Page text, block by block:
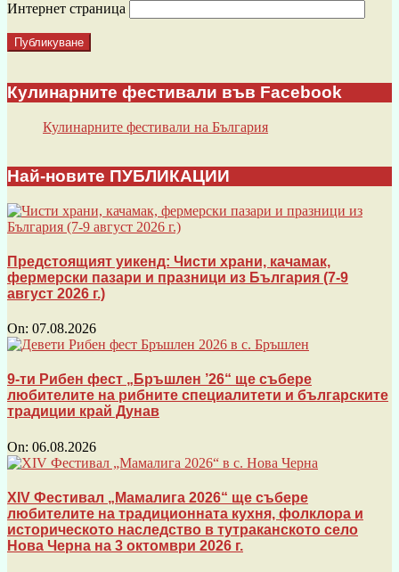
Интернет страница
Кулинарните фестивали във Facebook
Кулинарните фестивали на България
Най-новите ПУБЛИКАЦИИ
Предстоящият уикенд: Чисти храни, качамак,
фермерски пазари и празници из България (7-9
август 2026 г.)
On: 07.08.2026
9-ти Рибен фест „Бръшлен ’26“ ще събере
любителите на рибните специалитети и българските
традиции край Дунав
On: 06.08.2026
XIV Фестивал „Мамалига 2026“ ще събере
любителите на традиционната кухня, фолклора и
историческото наследство в тутраканското село
Нова Черна на 3 октомври 2026 г.